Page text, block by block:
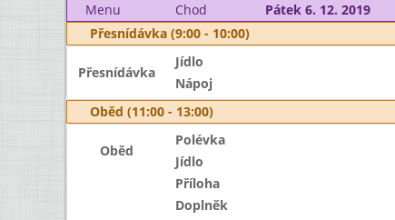
Menu
Chod Pátek 6. 12. 2019
Přesnídávka (9:00 - 10:00)
Přesnídávka
Jídlo
Nápoj
Oběd (11:00 - 13:00)
Oběd
Polévka
Jídlo
Příloha
Doplněk